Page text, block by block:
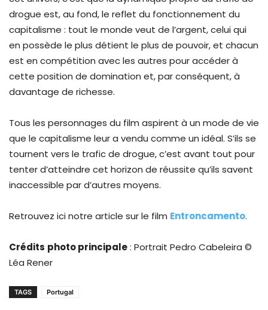
drogue est, au fond, le reflet du fonctionnement du
capitalisme : tout le monde veut de l’argent, celui qui
en possède le plus détient le plus de pouvoir, et chacun
est en compétition avec les autres pour accéder à
cette position de domination et, par conséquent, à
davantage de richesse.
Tous les personnages du film aspirent à un mode de vie
que le capitalisme leur a vendu comme un idéal. S’ils se
tournent vers le trafic de drogue, c’est avant tout pour
tenter d’atteindre cet horizon de réussite qu’ils savent
inaccessible par d’autres moyens.
Retrouvez ici notre article sur le film Entroncamento.
Crédits photo principale: Portrait Pedro Cabeleira ©
Léa Rener
TAGS Portugal